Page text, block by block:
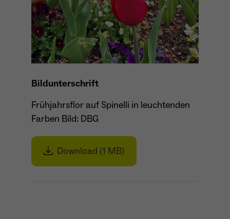
Bildunterschrift
Frühjahrsflor auf Spinelli in leuchtenden
Farben Bild: DBG
Download (1 MB)